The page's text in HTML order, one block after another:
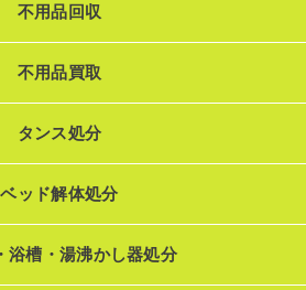
不用品回収
不用品買取
タンス処分
ベッド解体処分
浴槽・湯沸かし器処分